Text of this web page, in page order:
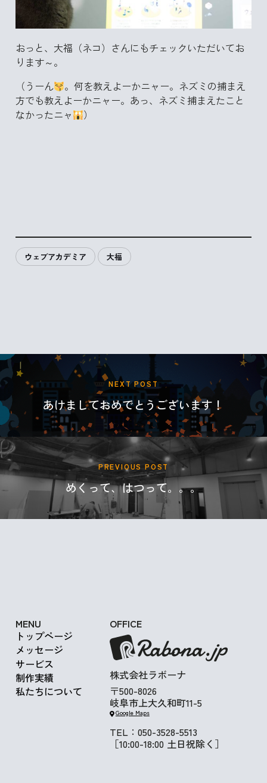
おっと、大福（ネコ）さんにもチェックいただいてお
ります～。
（うーん
。何を教えよーかニャー。ネズミの捕まえ
方でも教えよーかニャー。あっ、ネズミ捕まえたこと
なかったニャ
）
ウェブアカデミア 大福
NEXT POST
あけましておめでとうございます！
PREVIOUS POST
めくって、はつって。。。
MENU
トップページ
メッセージ
サービス
制作実績
私たちについて
OFFICE
株式会社ラボーナ
〒500-8026
岐阜市上大久和町11-5
Google Maps
TEL：050-3528-5513
［10:00-18:00 土日祝除く］